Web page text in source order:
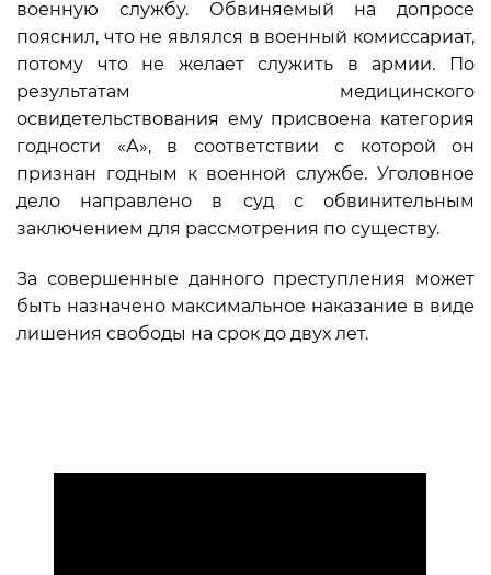
военную службу. Обвиняемый на допросе
пояснил, что не являлся в военный комиссариат,
потому что не желает служить в армии. По
результатам медицинского
освидетельствования ему присвоена категория
годности «А», в соответствии с которой он
признан годным к военной службе. Уголовное
дело направлено в суд с обвинительным
заключением для рассмотрения по существу.
За совершенные данного преступления может
быть назначено максимальное наказание в виде
лишения свободы на срок до двух лет.